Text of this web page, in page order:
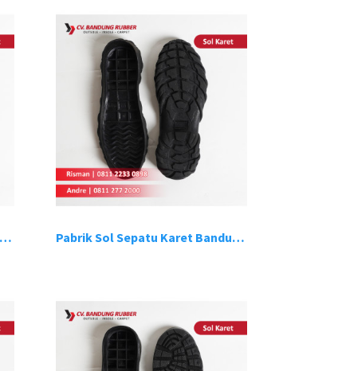
Pabrik Sol Sepatu Karet Bandung 7 Pabrik Sol Sepatu Karet Bandung 8